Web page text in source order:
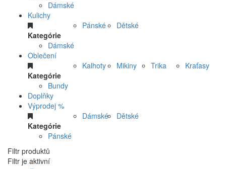
Dámské
Kulichy
Kategórie
Dámské
Pánské Dětské
Oblečení
Kategórie
Bundy
Kalhoty Mikiny Trika Kraťasy
Doplňky
Výprodej %
Kategórie
Pánské
Dámské Dětské
Filtr produktů
Filtr je aktivní